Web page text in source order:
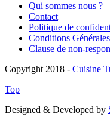
Qui sommes nous ?
Contact
Politique de
Conditions
Clause de non-
Copyright 2018 - Cuisine
Top
Designed & Developed by